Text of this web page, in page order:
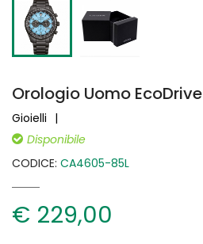
Orologio Uomo EcoDrive
Gioielli
Disponibile
CODICE: CA4605-85L
€ 229,00